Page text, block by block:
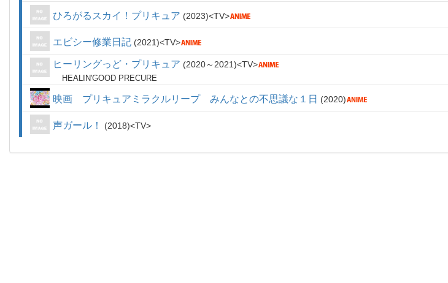
ひろがるスカイ！プリキュア 2023 TV
エビシー修業日記 2021 TV
ヒーリングっど・プリキュア 2020～2021 TV
HEALIN'GOOD PRECURE
映画 プリキュアミラクルリープ みんなとの不思議な１日 2020
声ガール！ 2018 TV